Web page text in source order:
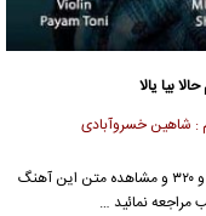
حالا بیا یالا
: شاهین خسروآبادی
با کیفیت ۱۲۸ و ۳۲۰ و مشاهده متن این آهنگ
مراجعه نمائید …